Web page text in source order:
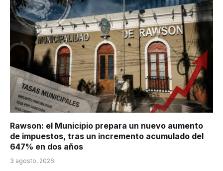
Rawson: el Municipio prepara un nuevo aumento
de impuestos, tras un incremento acumulado del
647% en dos años
3 agosto, 2026